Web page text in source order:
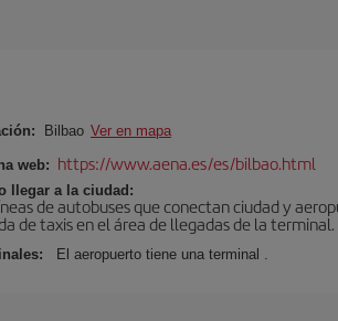
Bilbao Ver en mapa
web: https://www.aena.es/es/bilbao.html
llegar a la ciudad:
de autobuses que conectan ciudad y
de taxis en el área de llegadas de la
El aeropuerto tiene una terminal .